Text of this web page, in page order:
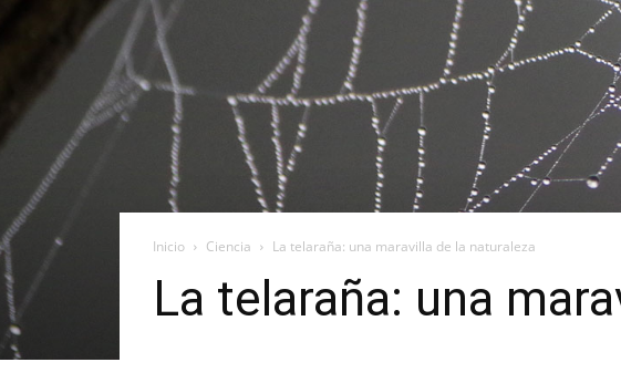
Inicio Ciencia La telaraña: una maravilla de la naturaleza
La telaraña: una